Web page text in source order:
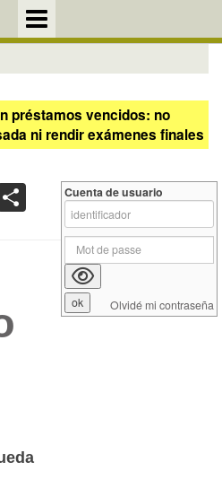
préstamos vencidos: no
ni rendir exámenes finales
Cuenta de usuario
Olvidé mi contraseña